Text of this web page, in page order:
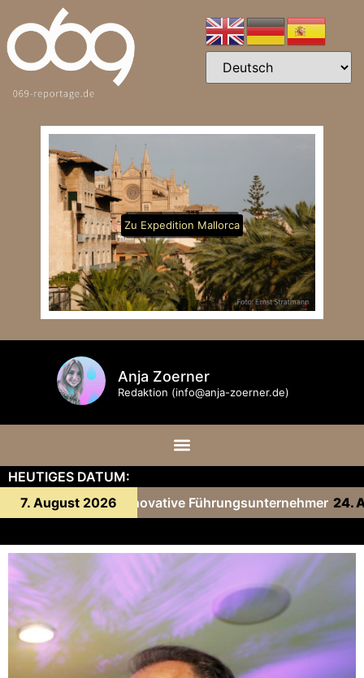
Zu Expedition Mallorca
Anja Zoerner
Redaktion (info@anja-zoerner.de)
HEUTIGES DATUM:
7. August 2026
Innovative Führungsunternehmer 24. August 2023